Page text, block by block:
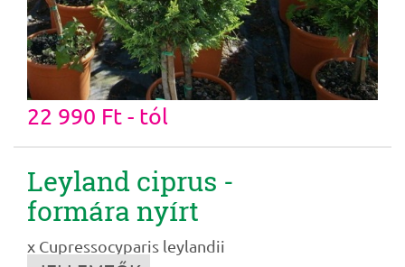
22 990 Ft - tól
Leyland ciprus -
formára nyírt
x Cupressocyparis leylandii